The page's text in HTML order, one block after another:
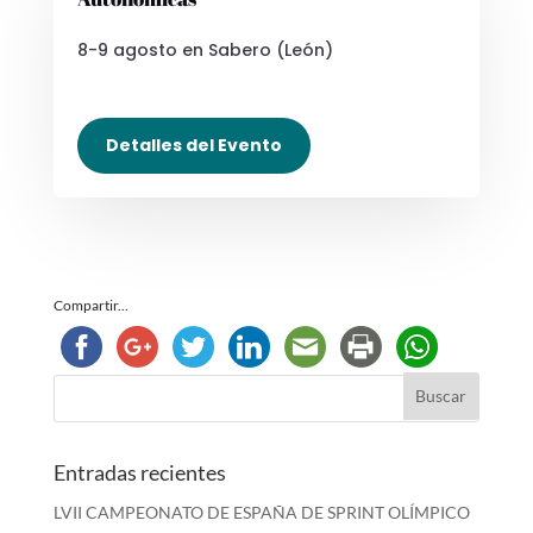
8-9 agosto en Sabero (León)
Detalles del Evento
Compartir...
Entradas recientes
LVII CAMPEONATO DE ESPAÑA DE SPRINT OLÍMPICO